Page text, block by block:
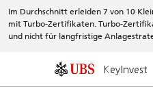
Im Durchschnitt erleiden 7 von 10
mit Turbo-Zertifikaten. Turbo-
und nicht für langfristige
KeyInvest